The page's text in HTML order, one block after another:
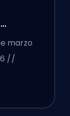
marzo
//